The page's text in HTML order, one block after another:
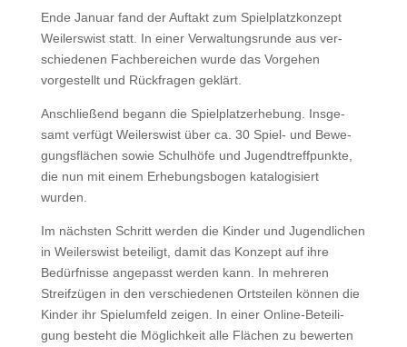
Ende Jan­u­ar fand der Auf­takt zum Spielplatzkonzept
Weil­er­swist statt. In ein­er Ver­wal­tungsrunde aus ver­
schiede­nen Fach­bere­ichen wurde das Vorge­hen
vorgestellt und Rück­fra­gen geklärt.
Anschließend begann die Spielplatzer­he­bung. Ins­ge­
samt ver­fügt Weil­er­swist über ca. 30 Spiel- und Bewe­
gungs­flächen sowie Schul­höfe und Jugendtr­e­ff­punk­te,
die nun mit einem Erhe­bungs­bo­gen kat­a­l­o­gisiert
wurden.
Im näch­sten Schritt wer­den die Kinder und Jugendlichen
in Weil­er­swist beteiligt, damit das Konzept auf ihre
Bedürfnisse angepasst wer­den kann. In mehreren
Streifzü­gen in den ver­schiede­nen Ort­steilen kön­nen die
Kinder ihr Spielum­feld zeigen. In ein­er Online-Beteili­
gung beste­ht die Möglichkeit alle Flächen zu bew­erten